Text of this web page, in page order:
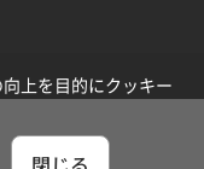
上を目的にクッキー